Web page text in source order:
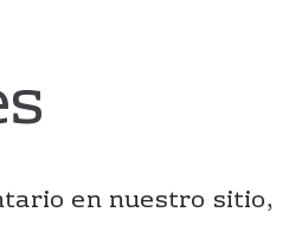
en nuestro sitio,